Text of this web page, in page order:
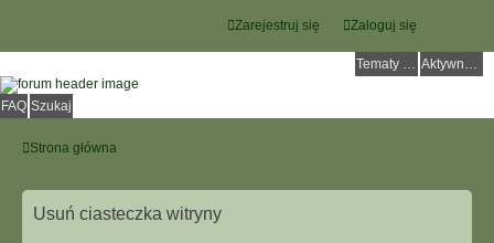
Zaloguj się
Zarejestruj się
Tematy bez odpowiedzi Aktywne tematy
FAQ Szukaj
Strona główna
Usuń ciasteczka witryny